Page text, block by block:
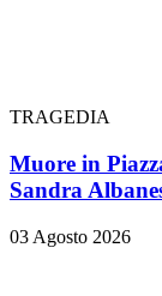
TRAGEDIA
Muore in
Sandra
03 Agosto 2026